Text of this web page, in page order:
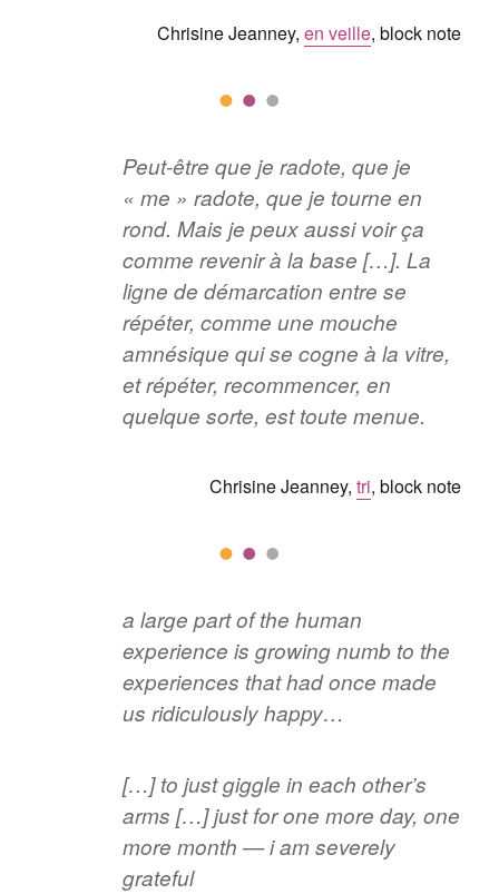
Chrisine Jeanney, en veille, block note
Peut-être que je radote, que je
« me » radote, que je tourne en
rond. Mais je peux aussi voir ça
comme revenir à la base […]. La
ligne de démarcation entre se
répéter, comme une mouche
amnésique qui se cogne à la vitre,
et répéter, recommencer, en
quelque sorte, est toute menue.
Chrisine Jeanney, tri, block note
a large part of the human
experience is growing numb to the
experiences that had once made
us ridiculously happy…
[…] to just giggle in each other’s
arms […] just for one more day, one
more month — i am severely
grateful